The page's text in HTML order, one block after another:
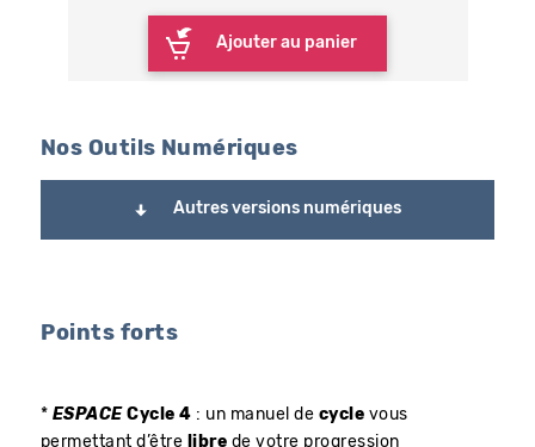
Ajouter au panier
Nos Outils Numériques
Autres versions numériques
Points forts
* ESPACECycle 4 : un manuel de cycle vous
permettant d’être libre de votre progression